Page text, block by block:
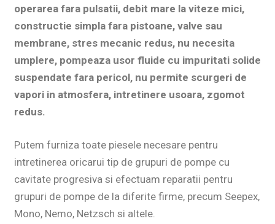
operarea fara pulsatii, debit mare la viteze mici,
constructie simpla fara pistoane, valve sau
membrane, stres mecanic redus, nu necesita
umplere, pompeaza usor fluide cu impuritati solide
suspendate fara pericol, nu permite scurgeri de
vapori in atmosfera, intretinere usoara, zgomot
redus.
Putem furniza toate piesele necesare pentru
intretinerea oricarui tip de grupuri de pompe cu
cavitate progresiva si efectuam reparatii pentru
grupuri de pompe de la diferite firme, precum Seepex,
Mono, Nemo, Netzsch si altele.